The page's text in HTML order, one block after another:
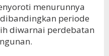
menurunnya
periode
diwarnai perdebatan